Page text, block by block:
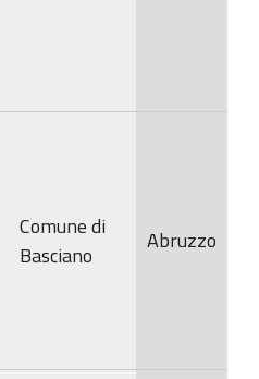
Comune di
Basciano
Abruzzo